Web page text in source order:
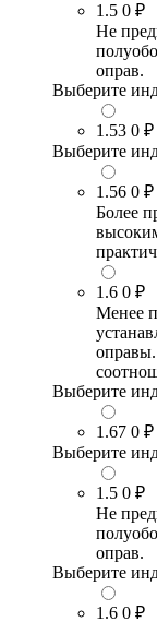
1.5 0 ₽
Не
оправ.
Выберите
1.53 0 ₽
Выберите
1.56 0 ₽
Более
1.6 0 ₽
Менее
Выберите
1.67 0 ₽
Выберите
1.5 0 ₽
Не
оправ.
Выберите
1.6 0 ₽